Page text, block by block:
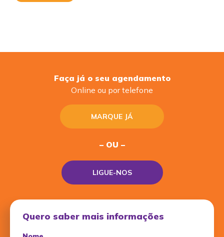
Faça já o seu agendamento
Online ou por telefone
MARQUE JÁ
– OU –
LIGUE-NOS
Quero saber mais informações